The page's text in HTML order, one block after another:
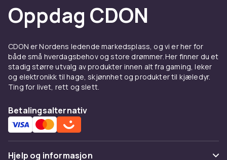
Oppdag CDON
CDON er Nordens ledende markedsplass, og vi er her for
både små hverdagsbehov og store drømmer. Her finner du et
stadig større utvalg av produkter innen alt fra gaming, leker
og elektronikk til hage, skjønnhet og produkter til kjæledyr.
Ting for livet, rett og slett.
Betalingsalternativ
Hjelp og informasjon